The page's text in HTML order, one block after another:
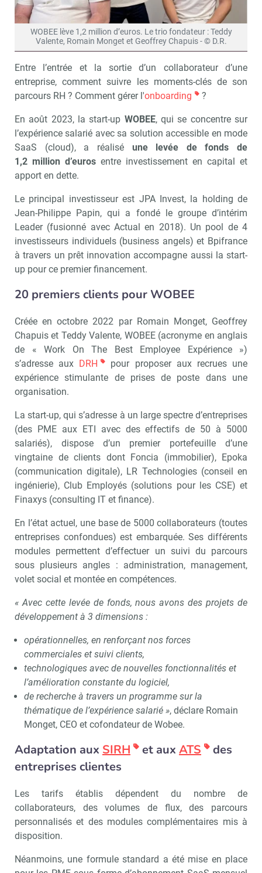
WOBEE lève 1,2 million d’euros. Le trio fondateur : Teddy
Valente, Romain Monget et Geoffrey Chapuis - © D.R.
Entre l’entrée et la sortie d’un collaborateur d’une
entreprise, comment suivre les moments-clés de son
parcours RH ? Comment gérer l'onboarding ?
En août 2023, la start-up WOBEE, qui se concentre sur
l’expérience salarié avec sa solution accessible en mode
SaaS (cloud), a réalisé une levée de fonds de
1,2 million d’euros entre investissement en capital et
apport en dette.
Le principal investisseur est JPA Invest, la holding de
Jean-Philippe Papin, qui a fondé le groupe d’intérim
Leader (fusionné avec Actual en 2018). Un pool de 4
investisseurs individuels (business angels) et Bpifrance
à travers un prêt innovation accompagne aussi la start-
up pour ce premier financement.
20 premiers clients pour WOBEE
Créée en octobre 2022 par Romain Monget, Geoffrey
Chapuis et Teddy Valente, WOBEE (acronyme en anglais
de « Work On The Best Employee Expérience »)
s’adresse aux DRH
pour proposer aux recrues une
expérience stimulante de prises de poste dans une
organisation.
La start-up, qui s’adresse à un large spectre d’entreprises
(des PME aux ETI avec des effectifs de 50 à 5000
salariés), dispose d’un premier portefeuille d’une
vingtaine de clients dont Foncia (immobilier), Epoka
(communication digitale), LR Technologies (conseil en
ingénierie), Club Employés (solutions pour les CSE) et
Finaxys (consulting IT et finance).
En l’état actuel, une base de 5000 collaborateurs (toutes
entreprises confondues) est embarquée. Ses différents
modules permettent d’effectuer un suivi du parcours
sous plusieurs angles : administration, management,
volet social et montée en compétences.
« Avec cette levée de fonds, nous avons des projets de
développement à 3 dimensions :
opérationnelles, en renforçant nos forces
commerciales et suivi clients,
technologiques avec de nouvelles fonctionnalités et
l’amélioration constante du logiciel,
de recherche à travers un programme sur la
thématique de l’expérience salarié », déclare Romain
Monget, CEO et cofondateur de Wobee.
Adaptation aux SIRH et aux ATS
des
entreprises clientes
Les tarifs établis dépendent du nombre de
collaborateurs, des volumes de flux, des parcours
personnalisés et des modules complémentaires mis à
disposition.
Néanmoins, une formule standard a été mise en place